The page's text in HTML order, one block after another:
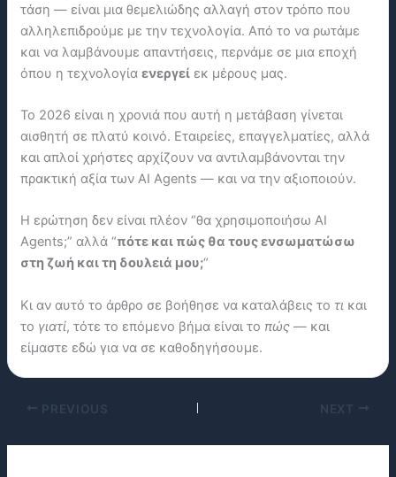
τάση — είναι μια θεμελιώδης αλλαγή στον τρόπο που
αλληλεπιδρούμε με την τεχνολογία. Από το να ρωτάμε
και να λαμβάνουμε απαντήσεις, περνάμε σε μια εποχή
όπου η τεχνολογίαενεργεί εκ μέρους μας.
Το 2026 είναι η χρονιά που αυτή η μετάβαση γίνεται
αισθητή σε πλατύ κοινό. Εταιρείες, επαγγελματίες, αλλά
και απλοί χρήστες αρχίζουν να αντιλαμβάνονται την
πρακτική αξία των AI Agents — και να την αξιοποιούν.
Η ερώτηση δεν είναι πλέον “θα χρησιμοποιήσω AI
Agents;” αλλά “πότε και πώς θα τους ενσωματώσω
στη ζωή και τη δουλειά μου;“
Κι αν αυτό το άρθρο σε βοήθησε να καταλάβεις τοτι και
το γιατί, τότε το επόμενο βήμα είναι το πώς — και
είμαστε εδώ για να σε καθοδηγήσουμε.
PREVIOUS NEXT